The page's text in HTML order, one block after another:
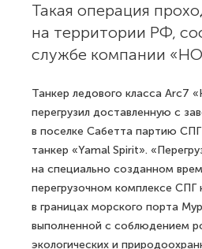
Такая операция
на территории РФ,
службе компании
Танкер ледового класса Arc7
перегрузил доставленную с
в поселке Сабетта партию
танкер «Yamal Spirit».
на специально созданном
перегрузочном комплексе
в границах морского порта
выполненной с соблюдением
экологических и